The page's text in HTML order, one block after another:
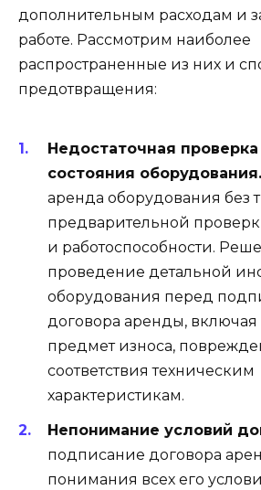
дополнительным расходам и
работе. Рассмотрим наиболее
распространенные из них и
предотвращения:
Недостаточная
состояния оборудования.
аренда оборудования без
предварительной
и работоспособности.
проведение детальной
оборудования перед
договора аренды, включая
предмет износа,
соответствия техническим
характеристикам.
Непонимание условий
подписание договора
понимания всех его